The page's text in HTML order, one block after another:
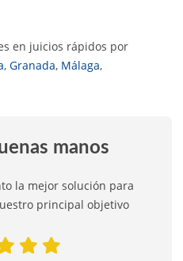
en juicios rápidos por
, Granada, Málaga,
manos
la mejor solución para
principal objetivo